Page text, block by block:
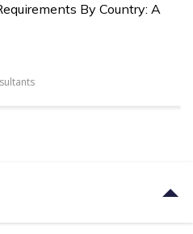
By Country: A